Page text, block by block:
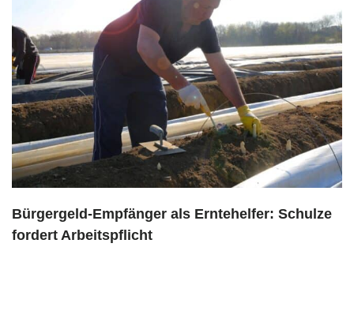
Bürgergeld-Empfänger als Erntehelfer: Schulze
fordert Arbeitspflicht